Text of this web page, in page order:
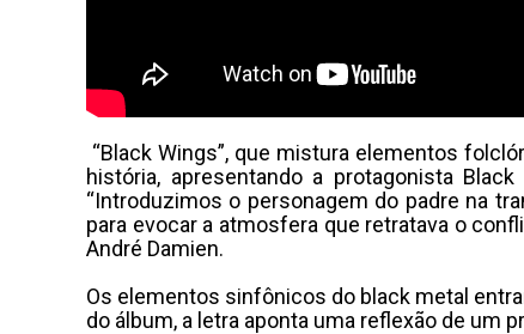
“Black Wings”, que mistura elementos
história, apresentando a protagonista
“Introduzimos o personagem do padre na
para evocar a atmosfera que retratava o
André Damien.
Os elementos sinfônicos do black metal
do álbum, a letra aponta uma reflexão de um